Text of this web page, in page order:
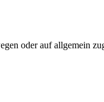
oder auf allgemein